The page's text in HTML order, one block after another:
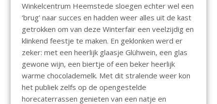
Winkelcentrum Heemstede sloegen echter wel een
‘brug’ naar succes en hadden weer alles uit de kast
getrokken om van deze Winterfair een veelzijdig en
klinkend feestje te maken. En geklonken werd er
zeker: met een heerlijk glaasje Glühwein, een glas
gewone wijn, een biertje of een beker heerlijk
warme chocolademelk. Met dit stralende weer kon
het publiek zelfs op de opengestelde
horecaterrassen genieten van een natje en